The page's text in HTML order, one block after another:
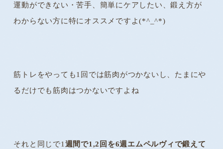
運動ができない・苦手、簡単にケアしたい、鍛え方が
わからない方に特にオススメですよ(*^_^*)
筋トレをやっても1回では筋肉がつかないし、たまにや
るだけでも筋肉はつかないですよね
それと同じで1 週間で1,2回を6週エムペルヴィで鍛えて